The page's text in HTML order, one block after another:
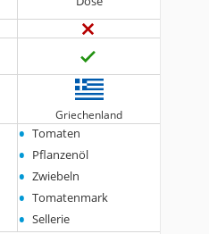
Griechenland
• Tomaten
• Pflanzenöl
• Zwiebeln
• Tomatenmark
• Sellerie